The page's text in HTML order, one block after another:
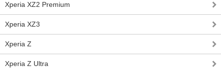
Xperia XZ2 Premium
Xperia XZ3
Xperia Z
Xperia Z Ultra